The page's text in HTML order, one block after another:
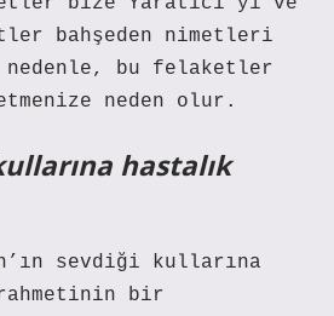
bahşeden nimetleri
bu felaketler
neden olur.
hastalık
sevdiği kullarına
bir